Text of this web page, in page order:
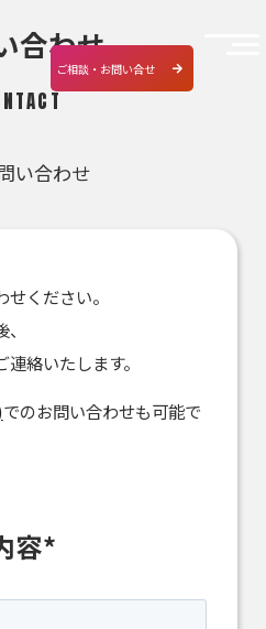
ご相談・お問い合せ
合わせ
い合わせ
ください。
絡いたします。
でのお問い合わせも可能で
容*